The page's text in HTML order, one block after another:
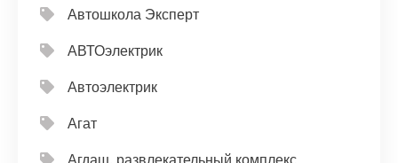
Автошкола Эксперт
АВТОэлектрик
Автоэлектрик
Агат
Агдаш, развлекательный комплекс